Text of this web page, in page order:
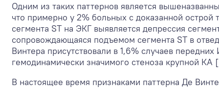
Одним из таких паттернов является
что примерно у 2% больных с доказанной
сегмента ST на ЭКГ выявляется депрессия
сопровождающаяся подъемом сегмента ST в
Винтера присутствовали в 1,6% случаев
гемодинамически значимого стеноза крупной КА
В настоящее время признаками паттерна Де